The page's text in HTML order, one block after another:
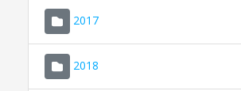
2017
2018